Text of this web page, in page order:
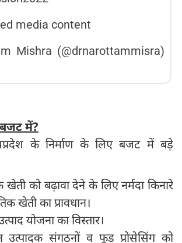
media content
Mishra (@drnarottammisra)
में?
के निर्माण के लिए बजट में बड़े
खेती को बढ़ावा देने के लिए नर्मदा किनारे
खेती का प्रावधान।
योजना का विस्तार।
संगठनों व फूड प्रोसेसिंग को